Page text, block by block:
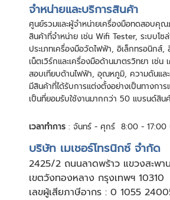
จําหน่ายและบริการสินค้า
ศูนย์รวมและผู้จําหน่ายเครื่องมือทดสอบคุ
สินค้าที่จําหน่าย เช่น Wifi Tester, ระบบโซล่
ประเภทเครื่องมือวัดไฟฟ้า, อิเล็กทรอนิกส์,
เน็ตเวิร์กและเครื่องมือด้านมาตรวิทยา เช่น
สอบเทียบด้านไฟฟ้า, อุณหภูมิ, ความดันแล
มีสินค้าที่ได้รับการแต่งตั้งอย่างเป็นทางการ
เป็นที่ยอมรับใช้งานมากกว่า 50 แบรนด์สิน
เวลาทำการ : จันทร์ - ศุกร์ 8:00 - 17:00
บริษัท เมเชอร์โทรนิกซ์ จำกัด
2425/2 ถนนลาดพร้าว แขวงสะพา
เขตวังทองหลาง กรุงเทพฯ 10310
เลขผู้เสียภาษีอากร : 0 1055